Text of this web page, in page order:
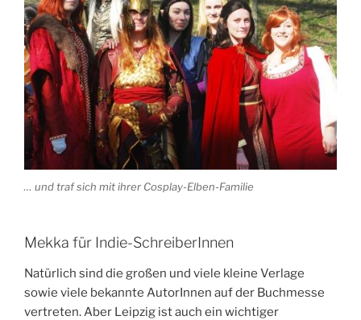
… und traf sich mit ihrer Cosplay-Elben-Familie
Mekka für Indie-SchreiberInnen
Natürlich sind die großen und viele kleine Verlage
sowie viele bekannte AutorInnen auf der Buchmesse
vertreten. Aber Leipzig ist auch ein wichtiger